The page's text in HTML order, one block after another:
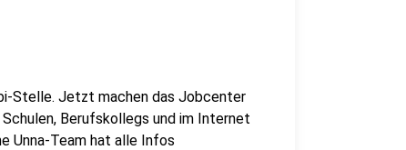
Stelle. Jetzt machen das Jobcenter
Berufskollegs und im Internet
Unna-Team hat alle Infos